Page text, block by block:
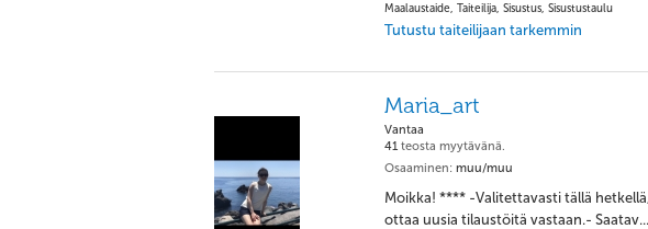
Maalaustaide, Taiteilija, Sisustus, Sisustustaulu
Tutustu taiteilijaan tarkemmin
Maria_art
Vantaa
41 teosta myytävänä.
Osaaminen: muu/muu
Moikka! **** -Valitettavasti tällä
ottaa uusia tilaustöitä vastaan.- Saatav...